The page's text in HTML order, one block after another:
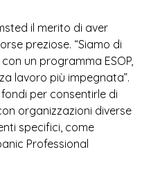
il merito di aver
preziose. “Siamo di
un programma ESOP,
lavoro più impegnata”.
per consentirle di
organizzazioni diverse
specifici, come
Professional